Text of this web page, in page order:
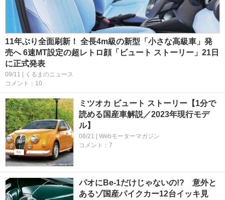
11年ぶり全面刷新！ 全長4m級の新型「小さな高級車」発
売へ 6速MT設定の超レトロ顔「ビュート ストーリー」21日
に正式発表
09/11 | くるまのニュース
コメント：10
ミツオカ ビュート ストーリー【1分で
読める国産車解説／2023年現行モデ
ル】
08/21 | Webモーターマガジン
コメント：7
パオにBe-1だけじゃないの!? 意外と
あるゾ国産パイクカー12台イッキ見